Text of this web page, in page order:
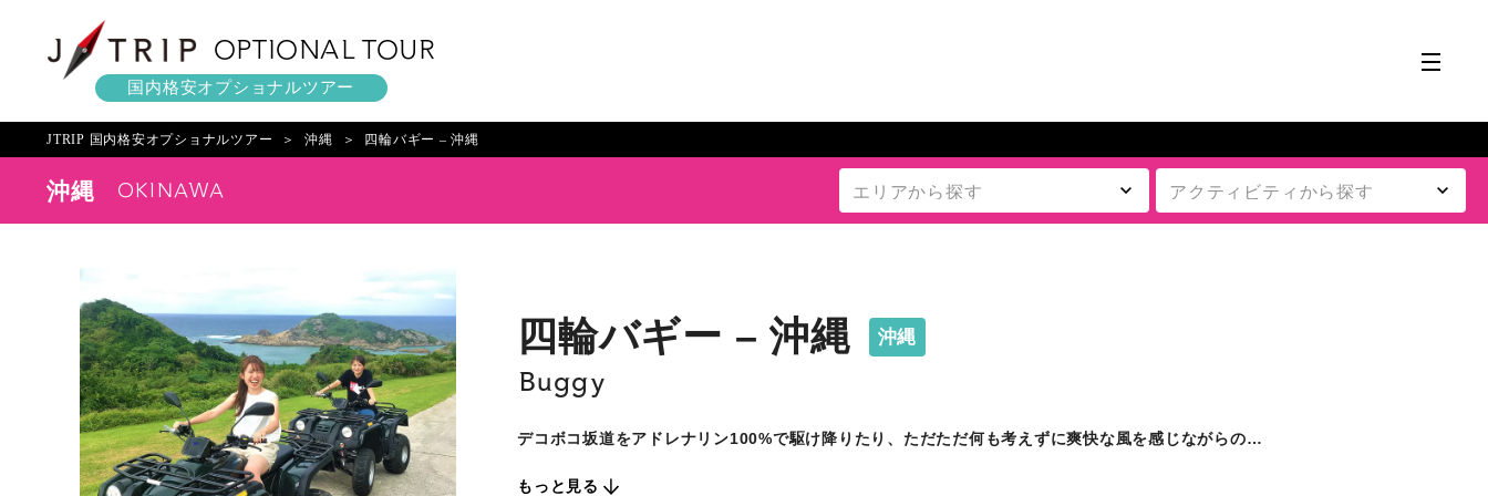
OPTIONAL TOUR
国内格安オプショナルツアー
JTRIP 国内格安オプショナルツアー 沖縄 四輪バギー – 沖縄
沖縄 OKINAWA
四輪バギー – 沖縄 沖縄
Buggy
デコボコ坂道をアドレナリン100%で駆け降りたり、ただただ何も考えずに爽快な風を感じながらの…
もっと見る